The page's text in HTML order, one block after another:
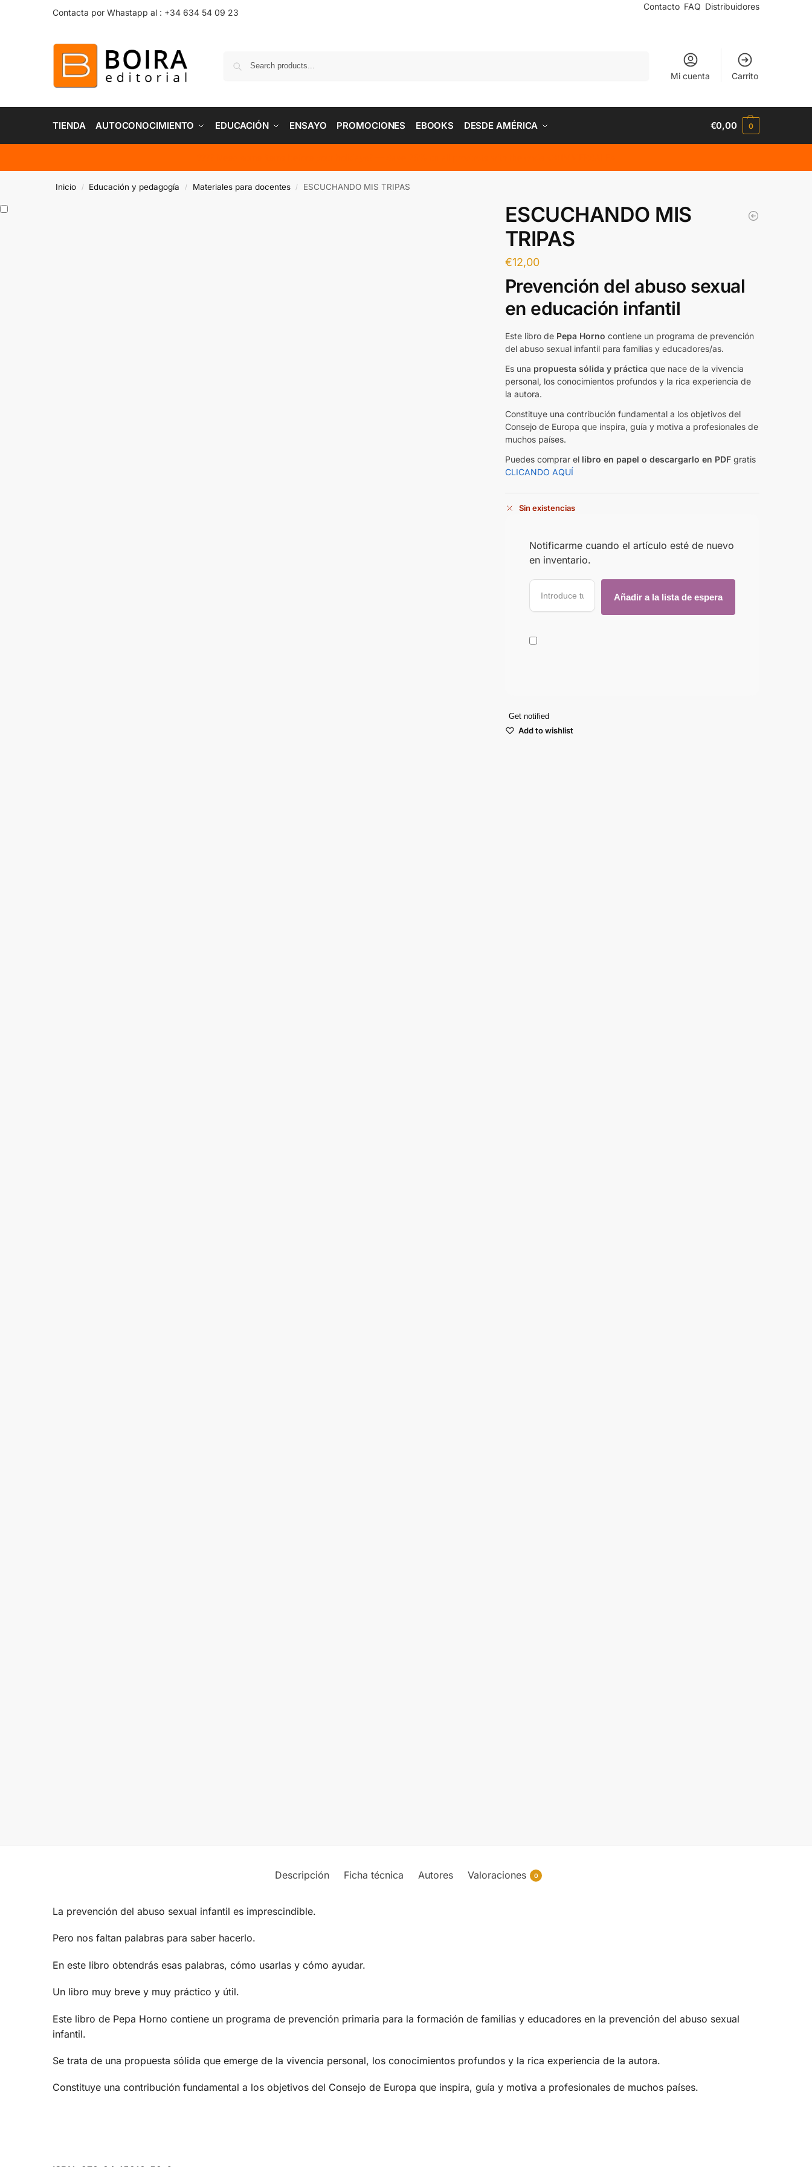
Contacta por Whastapp al : +34 634 54 09 23
Contacto FAQ Distribuidores
Mi cuenta Carrito
TIENDA AUTOCONOCIMIENTO EDUCACIÓN ENSAYO PROMOCIONES EBOOKS DESDE AMÉRICA €0,00 0
Inicio / Educación y pedagogía / Materiales para docentes / ESCUCHANDO MIS TRIPAS
ESCUCHANDO MIS
TRIPAS
€12,00
Prevención del abuso sexual
en educación infantil
Este libro de Pepa Horno contiene un programa de prevención
del abuso sexual infantil para familias y educadores/as.
Es una propuesta sólida y práctica que nace de la vivencia
personal, los conocimientos profundos y la rica experiencia de
la autora.
Constituye una contribución fundamental a los objetivos del
Consejo de Europa que inspira, guía y motiva a profesionales de
muchos países.
Puedes comprar el libro en papel o descargarlo en PDFgratis
CLICANDO AQUÍ
Sin existencias
Notificarme cuando el artículo esté de nuevo
en inventario.
Get notified
Add to wishlist
Descripción Ficha técnica Autores Valoraciones 0
La prevención del abuso sexual infantil es imprescindible.
Pero nos faltan palabras para saber hacerlo.
En este libro obtendrás esas palabras, cómo usarlas y cómo ayudar.
Un libro muy breve y muy práctico y útil.
Este libro de Pepa Horno contiene un programa de prevención primaria para la formación de familias y educadores en la prevención del abuso sexual
infantil.
Se trata de una propuesta sólida que emerge de la vivencia personal, los conocimientos profundos y la rica experiencia de la autora.
Constituye una contribución fundamental a los objetivos del Consejo de Europa que inspira, guía y motiva a profesionales de muchos países.